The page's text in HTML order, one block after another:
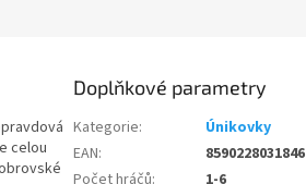
celou
Doplňkové parametry
Kategorie:
Únikovky
EAN:
8590228031846
Počet hráčů:
1-6